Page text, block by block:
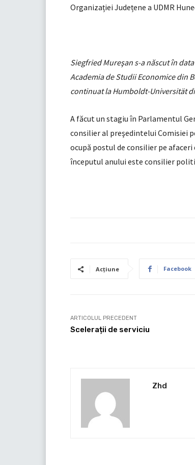
Organizației Județene a UDMR
Siegfried Mureşan s-a născut în
Academia de Studii Economice din
continuat la Humboldt-Universität
A făcut un stagiu în Parlamentul
consilier al preşedintelui Comisiei
ocupă postul de consilier pe
începutul anului este consilier
Acțiune Facebook
ARTICOLUL PRECEDENT
Scelerații de serviciu
Zhd